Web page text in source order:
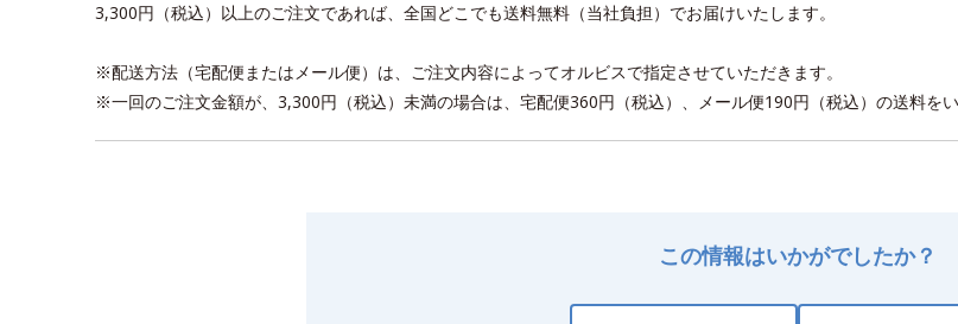
3,300円（税込）以上のご注文であれば、全国どこでも送料無料（当社負担）でお届けいたします。
※配送方法（宅配便またはメール便）は、ご注文内容によってオルビスで指定させていただきます。
※一回のご注文金額が、3,300円（税込）未満の場合は、宅配便360円（税込）、メール便190円（税込）の送料を
この情報はいかがでしたか？